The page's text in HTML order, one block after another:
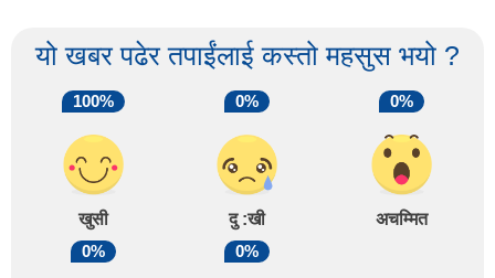
यो खबर पढेर तपाईंलाई कस्तो महसुस भयो ?
100%
खुसी
0%
दु :खी
0%
अचम्मित
0%
0%